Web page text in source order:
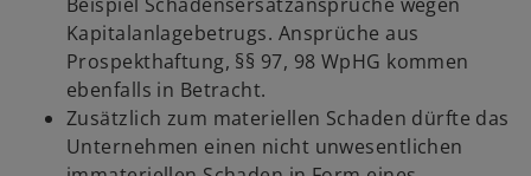
Kapitalanlagebetrugs. Ansprüche aus
Prospekthaftung, §§ 97, 98 WpHG kommen
ebenfalls in Betracht.
Zusätzlich zum materiellen Schaden dürfte das
Unternehmen einen nicht unwesentlichen